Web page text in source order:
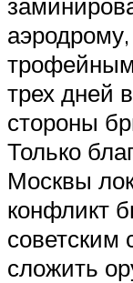
трех дней
стороны
Только
Москвы
конфликт
советским
сложить